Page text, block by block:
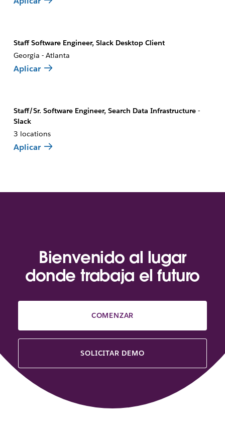
Staff Software Engineer, Slack Desktop Client
Georgia - Atlanta
Aplicar
Staff/Sr. Software Engineer, Search Data Infrastructure -
Slack
3 locations
Aplicar
Bienvenido al lugar
donde trabaja el futuro
COMENZAR
SOLICITAR DEMO